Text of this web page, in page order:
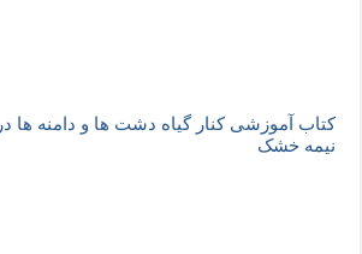
کتاب آموزشی کنار گیاه دشت ها و دامنه
نیمه خشک